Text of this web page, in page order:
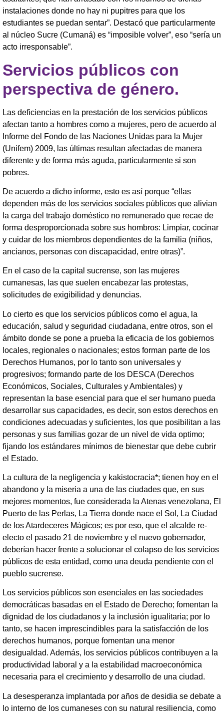
instalaciones donde no hay ni pupitres para que los
estudiantes se puedan sentar”. Destacó que particularmente
al núcleo Sucre (Cumaná) es “imposible volver”, eso “sería un
acto irresponsable”.
Servicios públicos con
perspectiva de género.
Las deficiencias en la prestación de los servicios públicos
afectan tanto a hombres como a mujeres, pero de acuerdo al
Informe del Fondo de las Naciones Unidas para la Mujer
(Unifem) 2009, las últimas resultan afectadas de manera
diferente y de forma más aguda, particularmente si son
pobres.
De acuerdo a dicho informe, esto es así porque “ellas
dependen más de los servicios sociales públicos que alivian
la carga del trabajo doméstico no remunerado que recae de
forma desproporcionada sobre sus hombros: Limpiar, cocinar
y cuidar de los miembros dependientes de la familia (niños,
ancianos, personas con discapacidad, entre otras)”.
En el caso de la capital sucrense, son las mujeres
cumanesas, las que suelen encabezar las protestas,
solicitudes de exigibilidad y denuncias.
Lo cierto es que los servicios públicos como el agua, la
educación, salud y seguridad ciudadana, entre otros, son el
ámbito donde se pone a prueba la eficacia de los gobiernos
locales, regionales o nacionales; estos forman parte de los
Derechos Humanos, por lo tanto son universales y
progresivos; formando parte de los DESCA (Derechos
Económicos, Sociales, Culturales y Ambientales) y
representan la base esencial para que el ser humano pueda
desarrollar sus capacidades, es decir, son estos derechos en
condiciones adecuadas y suficientes, los que posibilitan a las
personas y sus familias gozar de un nivel de vida optimo;
fijando los estándares mínimos de bienestar que debe cubrir
el Estado.
La cultura de la negligencia y kakistocracia*; tienen hoy en el
abandono y la miseria a una de las ciudades que, en sus
mejores momentos, fue considerada la Atenas venezolana, El
Puerto de las Perlas, La Tierra donde nace el Sol, La Ciudad
de los Atardeceres Mágicos; es por eso, que el alcalde re-
electo el pasado 21 de noviembre y el nuevo gobernador,
deberían hacer frente a solucionar el colapso de los servicios
públicos de esta entidad, como una deuda pendiente con el
pueblo sucrense.
Los servicios públicos son esenciales en las sociedades
democráticas basadas en el Estado de Derecho; fomentan la
dignidad de los ciudadanos y la inclusión igualitaria; por lo
tanto, se hacen imprescindibles para la satisfacción de los
derechos humanos, porque fomentan una menor
desigualdad. Además, los servicios públicos contribuyen a la
productividad laboral y a la estabilidad macroeconómica
necesaria para el crecimiento y desarrollo de una ciudad.
La desesperanza implantada por años de desidia se debate a
lo interno de los cumaneses con su natural resiliencia, como